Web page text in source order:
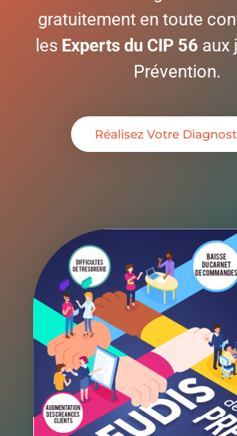
gratuitement en toute
les Experts du CIP 56 aux
Prévention.
Réalisez Votre